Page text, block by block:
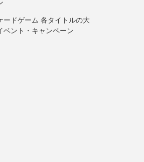
ードゲーム 各タイトルの大
ベント・キャンペーン